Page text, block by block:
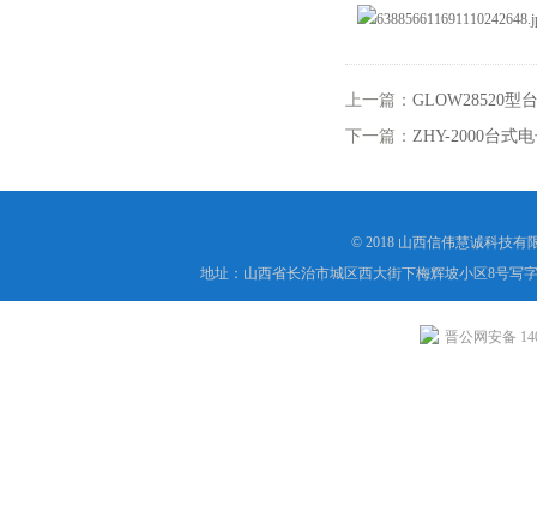
上一篇： GLOW28520型
下一篇： ​ZHY-2000台式
© 2018 山西信伟慧诚科技有
地址：山西省长治市城区西大街下梅辉坡小区8号写
晋公网安备